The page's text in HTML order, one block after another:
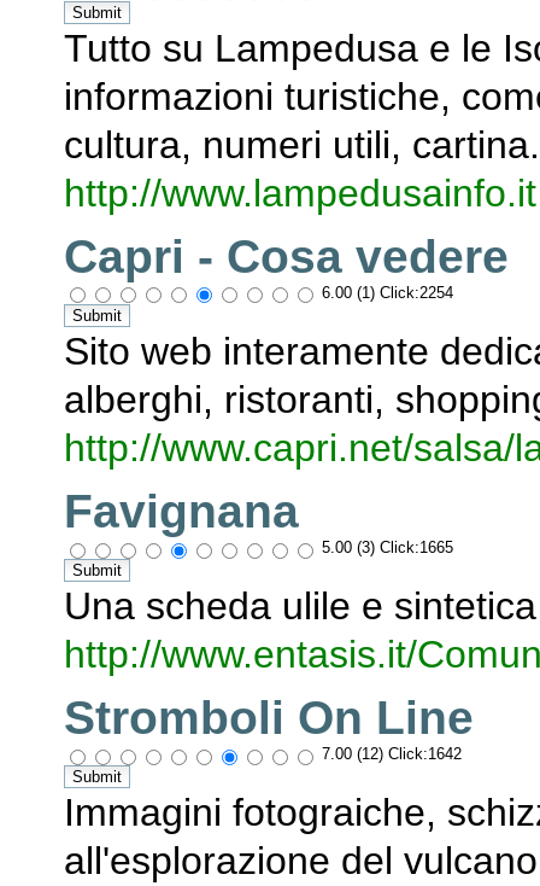
Tutto su Lampedusa e le
informazioni turistiche,
cultura, numeri utili, cartina.
http://www.lampedusainfo.it
Capri - Cosa vedere
6.00 (1) Click:2254
Sito web interamente
alberghi, ristoranti,
http://www.capri.net/salsa/
Favignana
5.00 (3) Click:1665
Una scheda ulile e
http://www.entasis.it/
Stromboli On Line
7.00 (12) Click:1642
Immagini fotograiche,
all'esplorazione del